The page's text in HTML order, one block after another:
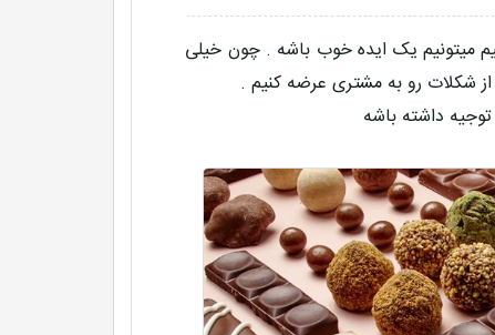
میتونیم یک ایده خوب باشه . چون خیلی
شکلات رو به مشتری عرضه کنیم .
داشته باشه